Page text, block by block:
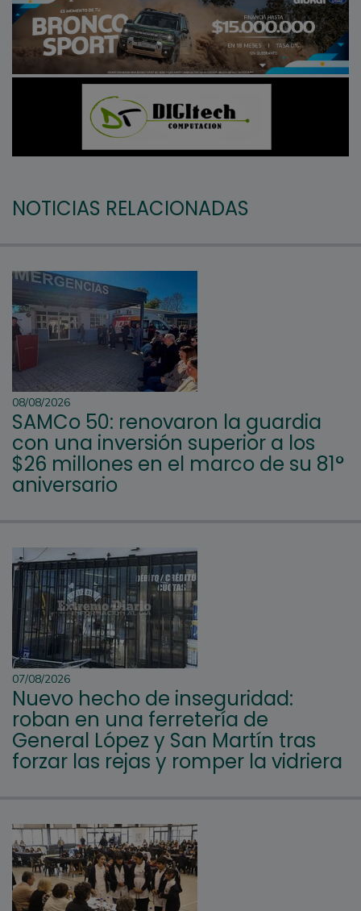
NOTICIAS RELACIONADAS
08/08/2026
SAMCo 50: renovaron la guardia
con una inversión superior a los
$26 millones en el marco de su 81°
aniversario
07/08/2026
Nuevo hecho de inseguridad:
roban en una ferretería de
General López y San Martín tras
forzar las rejas y romper la vidriera